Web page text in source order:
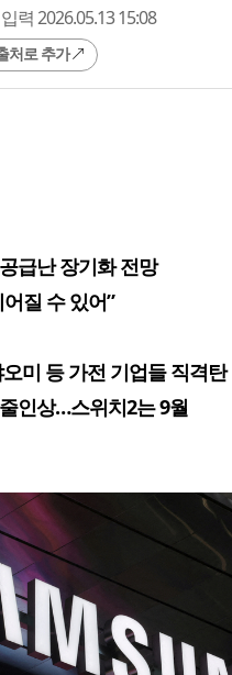
입력 2026.05.13 15:08
처로 추가
급난 장기화 전망
질 수 있어”
오미 등 가전 기업들 직격탄
인상…스위치2는 9월